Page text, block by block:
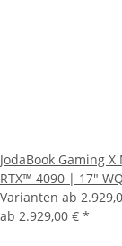
JodaBook Gaming
RTX™ 4090 | 17"
Varianten ab
ab 2.929,00 € *